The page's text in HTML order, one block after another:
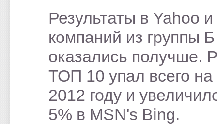
Результаты в Yahoo
компаний из группы Б
оказались получше.
ТОП 10 упал всего на
2012 году и
5% в MSN's Bing.